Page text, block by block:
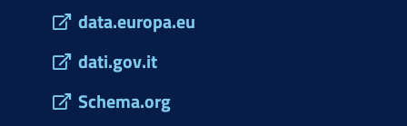
data.europa.eu
dati.gov.it
Schema.org